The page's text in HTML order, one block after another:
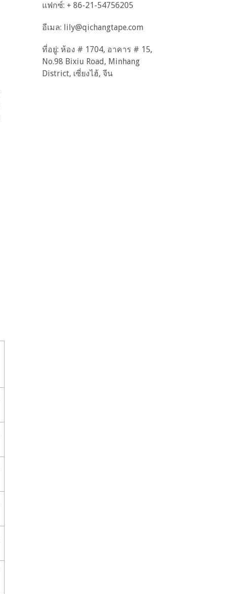
แฟกซ์: + 86-21-54756205
อีเมล: lily@qichangtape.com
ที่อยู่: ห้อง # 1704, อาคาร # 15,
No.98 Bixiu Road, Minhang
District, เซี่ยงไฮ้, จีน